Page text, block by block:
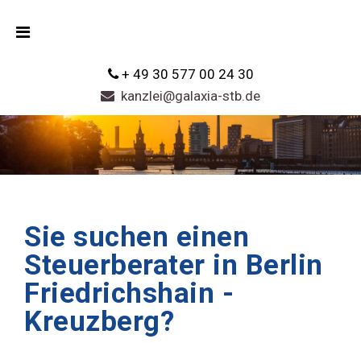
+ 49 30 577 00 24 30
kanzlei@galaxia-stb.de
Sie suchen einen
Steuerberater in Berlin
Friedrichshain -
Kreuzberg?